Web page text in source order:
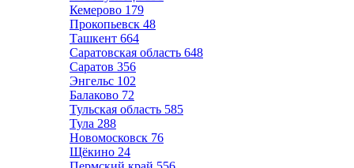
Кемерово 179
Прокопьевск 48
Ташкент 664
Саратовская область 648
Саратов 356
Энгельс 102
Балаково 72
Тульская область 585
Тула 288
Новомосковск 76
Щёкино 24